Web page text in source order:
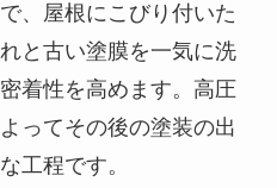
、屋根にこびり付いた
と古い塗膜を一気に洗
着性を高めます。高圧
ってその後の塗装の出
工程です。